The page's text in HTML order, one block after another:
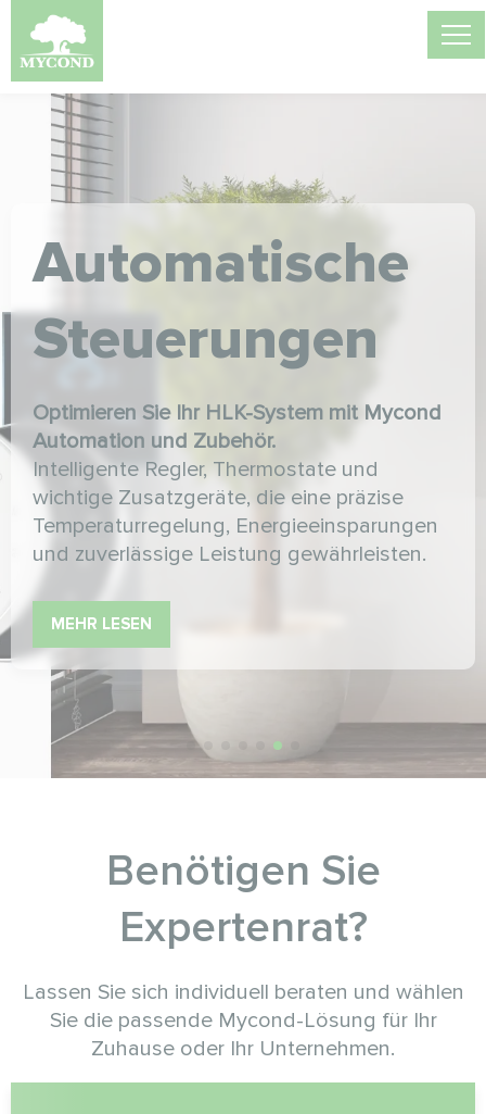
Automatische
Steuerungen
Optimieren Sie Ihr HLK-System mit Mycond
Automation und Zubehör.
Intelligente Regler, Thermostate und
wichtige Zusatzgeräte, die eine präzise
Temperaturregelung, Energieeinsparungen
und zuverlässige Leistung gewährleisten.
MEHR LESEN
Benötigen Sie
Expertenrat?
Lassen Sie sich individuell beraten und wählen
Sie die passende Mycond-Lösung für Ihr
Zuhause oder Ihr Unternehmen.